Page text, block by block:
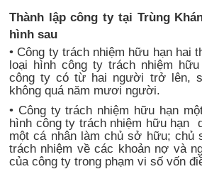
Thành lập công ty tại Trùng
hình sau
• Công ty trách nhiệm hữu hạn hai
loại hình công ty trách nhiệm
công ty có từ hai người trở lên,
không quá năm mươi người.
• Công ty trách nhiệm hữu hạn
hình công ty trách nhiệm hữu hạn
một cá nhân làm chủ sở hữu; chủ
trách nhiệm về các khoản nợ và
của công ty trong phạm vi số vốn